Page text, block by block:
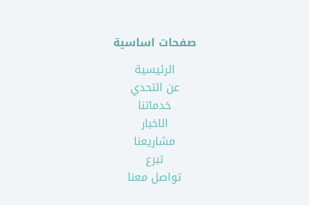
صفحات اساسية
الرئيسية
عن التحدي
خدماتنا
الاخبار
مشاريعنا
تبرع
تواصل معنا